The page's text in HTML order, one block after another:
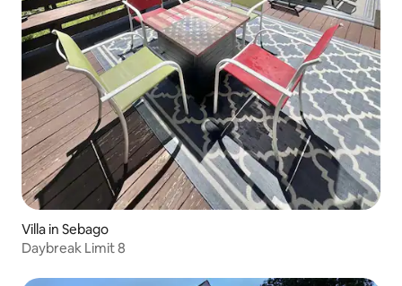
Villa in Sebago
Daybreak Limit 8